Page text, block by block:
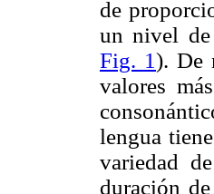
de
un nivel de
Fig. 1). De
valores
lengua
variedad
duración